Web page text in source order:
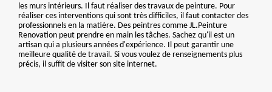
les murs intérieurs. Il faut réaliser des travaux de peinture. Pour
réaliser ces interventions qui sont très difficiles, il faut contacter des
professionnels en la matière. Des peintres comme JL.Peinture
Renovation peut prendre en main les tâches. Sachez qu'il est un
artisan qui a plusieurs années d'expérience. Il peut garantir une
meilleure qualité de travail. Si vous voulez de renseignements plus
précis, il suffit de visiter son site internet.